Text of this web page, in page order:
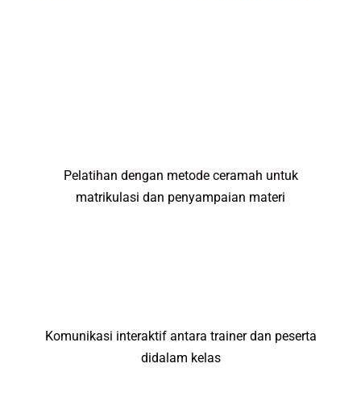
Pelatihan dengan metode ceramah untuk
matrikulasi dan penyampaian materi
Komunikasi interaktif antara trainer dan peserta
didalam kelas